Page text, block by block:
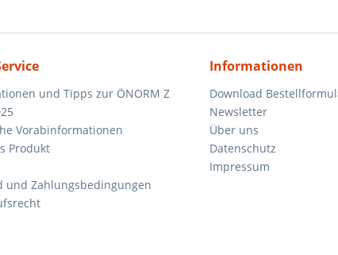
und Tipps zur ÖNORM Z
Vorabinformationen
Produkt
und Zahlungsbedingungen
Informationen
Download
Newsletter
Über uns
Datenschutz
Impressum